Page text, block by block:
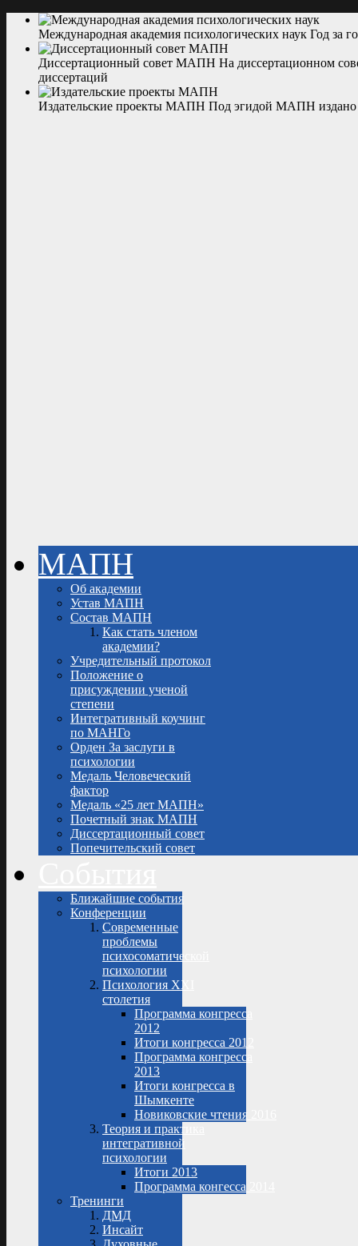
Международная академия психологических наук Год за
Диссертационный совет МАПН На диссертационном
диссертаций
Издательские проекты МАПН Под эгидой МАПН издано
МАПН
Об академии
Устав МАПН
Состав МАПН
Как стать членом
академии?
Учредительный протокол
Положение о
присуждении ученой
степени
Интегративный коучинг
по МАНГо
Орден За заслуги в
психологии
Медаль Человеческий
фактор
Медаль «25 лет МАПН»
Почетный знак МАПН
Диссертационный совет
Попечительский совет
Ближайшие события
Конференции
Современные
проблемы
психосоматической
психологии
Психология XXI
столетия
Программа конгресса
2012
Итоги конгресса 2012
Программа конгресса
2013
Итоги конгресса в
Шымкенте
Новиковские чтения 2016
Теория и практика
интегративной
психологии
Итоги 2013
Программа конгесса 2014
Тренинги
ДМД
Инсайт